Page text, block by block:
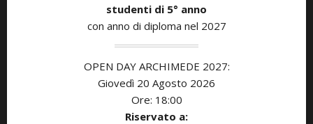
studenti di 5° anno
con anno di diploma nel 2027
OPEN DAY ARCHIMEDE 2027:
Giovedì 20 Agosto 2026
Ore: 18:00
Riservato a: